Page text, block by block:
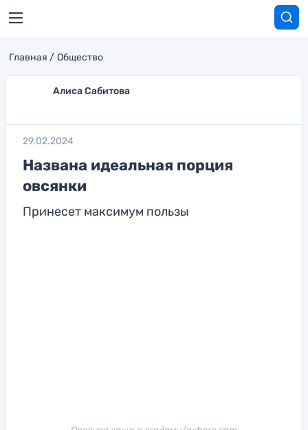
Главная Общество
Алиса Сабитова
29.02.2024
Названа идеальная порция
овсянки
Принесет максимум пользы